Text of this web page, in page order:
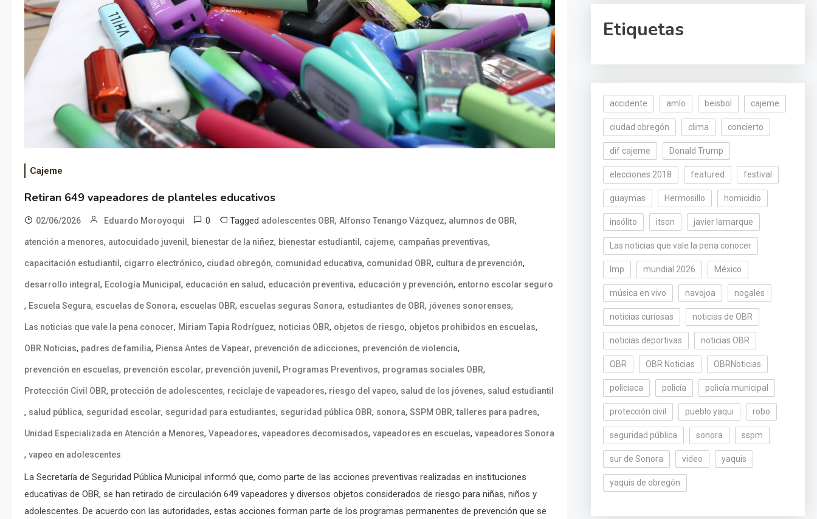
Cajeme
Retiran 649 vapeadores de planteles educativos
02/06/2026 Eduardo Moroyoqui 0 Tagged adolescentes OBR, Alfonso Tenango Vázquez, alumnos de OBR,
atención a menores, autocuidado juvenil , bienestar de la niñez, bienestar estudiantil , cajeme, campañas preventivas,
capacitación estudiantil , cigarro electrónico, ciudad obregón, comunidad educativa, comunidad OBR, cultura de prevención,
desarrollo integral , Ecología Municipal , educación en salud, educación preventiva, educación y prevención, entorno escolar seguro
, Escuela Segura, escuelas de Sonora, escuelas OBR, escuelas seguras Sonora, estudiantes de OBR, jóvenes sonorenses,
Las noticias que vale la pena conocer, Miriam Tapia Rodríguez, noticias OBR, objetos de riesgo, objetos prohibidos en escuelas,
OBR Noticias, padres de familia, Piensa Antes de Vapear, prevención de adicciones, prevención de violencia,
prevención en escuelas, prevención escolar, prevención juvenil , Programas Preventivos, programas sociales OBR,
Protección Civil OBR, protección de adolescentes, reciclaje de vapeadores, riesgo del vapeo, salud de los jóvenes, salud estudiantil
, salud pública, seguridad escolar, seguridad para estudiantes, seguridad pública OBR, sonora, SSPM OBR,talleres para padres,
Unidad Especializada en Atención a Menores, Vapeadores, vapeadores decomisados, vapeadores en escuelas, vapeadores Sonora
, vapeo en adolescentes
La Secretaría de Seguridad Pública Municipal informó que, como parte de las acciones preventivas realizadas en instituciones
educativas de OBR, se han retirado de circulación 649 vapeadores y diversos objetos considerados de riesgo para niñas, niños y
adolescentes. De acuerdo con las autoridades, estas acciones forman parte de los programas permanentes de prevención que se
Etiquetas
accidente amlo beisbol cajeme
ciudad obregón clima concierto
dif cajeme Donald Trump
elecciones 2018 featured festival
guaymas Hermosillo homicidio
insólito itson javier lamarque
Las noticias que vale la pena conocer
lmp mundial 2026 México
música en vivo navojoa nogales
noticias curiosas noticias de OBR
noticias deportivas noticias OBR
OBR OBR Noticias OBRNoticias
policiaca policía policía municipal
protección civil pueblo yaqui robo
seguridad pública sonora sspm
sur de Sonora video yaquis
yaquis de obregón